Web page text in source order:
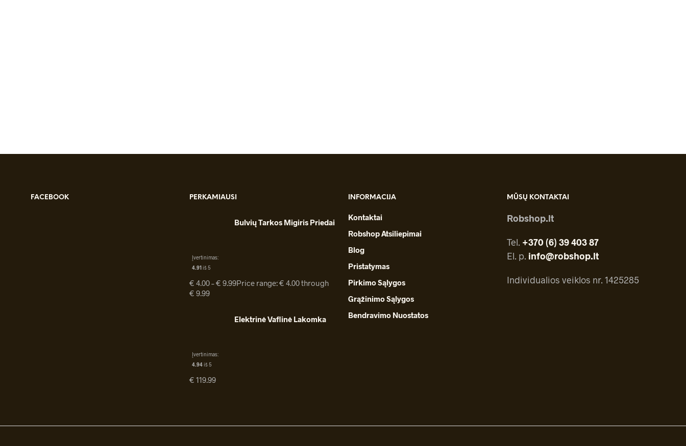
FACEBOOK PERKAMIAUSI
Bulvių Tarkos Migiris Priedai
Įvertinimas:
4.91 iš 5
€ 4.00–€ 9.99Price range: € 4.00 through
€ 9.99
Elektrinė Vaflinė Lakomka
Įvertinimas:
4.94 iš 5
€ 119.99
INFORMACIJA
Kontaktai
Robshop Atsiliepimai
Blog
Pristatymas
Pirkimo Sąlygos
Grąžinimo Sąlygos
Bendravimo Nuostatos
MŪSŲ KONTAKTAI
Robshop.lt
Tel. +370 (6) 39 403 87
El. p. info@robshop.lt
Individualios veiklos nr. 1425285